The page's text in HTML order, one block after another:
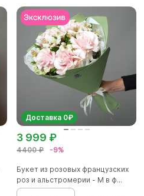
Доставка 0₽
4400 ₽ -9%
3 999 ₽
Букет из розовых французских
роз и альстромерии - М в ф...